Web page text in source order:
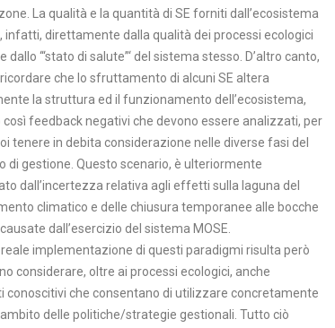
La qualità e la quantità di SE forniti dall’ecosistema
infatti, direttamente dalla qualità dei processi ecologici
dallo ‘“stato di salute”‘ del sistema stesso. D’altro canto,
che lo sfruttamento di alcuni SE altera
la struttura ed il funzionamento dell’ecosistema,
così feedback negativi che devono essere analizzati, per
tenere in debita considerazione nelle diverse fasi del
di gestione. Questo scenario, è ulteriormente
dall’incertezza relativa agli effetti sulla laguna del
climatico e delle chiusura temporanee alle bocche
dall’esercizio del sistema MOSE.
reale implementazione di questi paradigmi risulta però
considerare, oltre ai processi ecologici, anche
conoscitivi che consentano di utilizzare concretamente
delle politiche/strategie gestionali. Tutto ciò